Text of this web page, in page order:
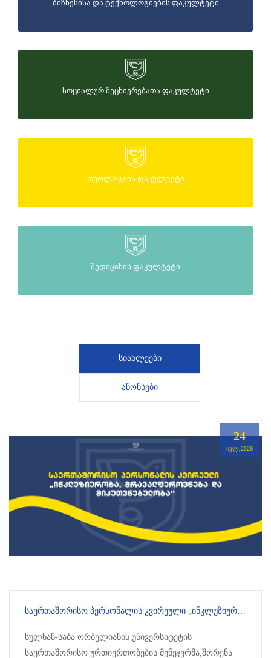
ᲑᲘᲖᲜᲔᲡᲘᲡᲐ ᲓᲐ ᲢᲔᲥᲜᲝᲚᲝᲒᲘᲔᲑᲘᲡ ᲤᲐᲙᲣᲚᲢᲔᲢᲘ
ᲡᲝᲪᲘᲐᲚᲣᲠ ᲛᲔᲪᲜᲘᲔᲠᲔᲑᲐᲗᲐ ᲤᲐᲙᲣᲚᲢᲔᲢᲘ
ᲗᲔᲝᲚᲝᲒᲘᲘᲡ ᲤᲐᲙᲣᲚᲢᲔᲢᲘ
ᲛᲔᲓᲘᲪᲘᲜᲘᲡ ᲤᲐᲙᲣᲚᲢᲔᲢᲘ
ᲡᲘᲐᲮᲚᲔᲔᲑᲘ
ᲐᲜᲝᲜᲡᲔᲑᲘ
24
ᲘᲕᲚ,2026
სულხან-საბა ორბელიანის უნივერსიტეტის
საერთაშორისო ურთიერთობების მენეჯერმა,შორენა